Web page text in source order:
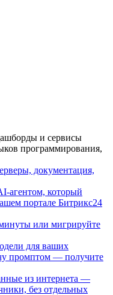
и сервисы
программирования,
документация,
агентом, который
портале Битрикс24
или мигрируйте
для ваших
промптом — получите
из интернета —
без отдельных